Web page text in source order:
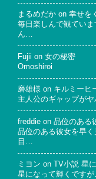
まるめだか on 幸せを
毎日楽しんで観てい
ん…
Fujii on 女の秘密
Omoshiroi
磨雄様 on キルミーヒ
主人公のギャップがヤ
freddie on 品位のある
品位のある彼女を早
目…
ミヨン on TV小説 星
星になって輝くですが